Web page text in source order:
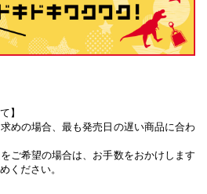
】
めの場合、最も発売日の遅い商品に合わ
ご希望の場合は、お手数をおかけします
ください。